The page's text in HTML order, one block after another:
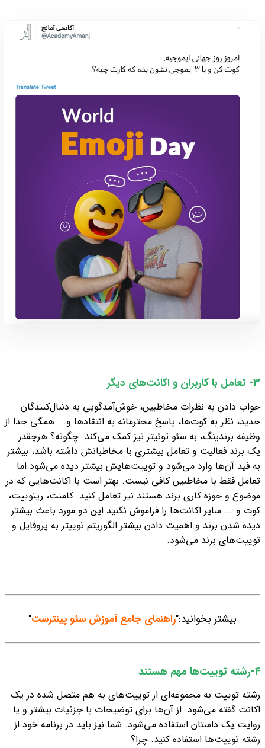
۳- تعامل با کاربران و اکانت‌های دیگر
جواب دادن به نظرات مخاطبین، خوش‌آمدگویی به دنبال‌کنندگان
جدید، نظر به کوت‌ها، پاسخ محترمانه به انتقادها و... همگی جدا از
وظیفه برندینگ، به سئو توئیتر نیز کمک می‌کند. چگونه؟ هرچقدر
یک برند فعالیت و تعامل بیشتری با مخاطبانش داشته باشد، بیشتر
به فید آن‌ها وارد می‌شود و توییت‌هایش بیشتر دیده می‌شود.اما
تعامل فقط با مخاطبین کافی نیست. بهتر است با اکانت‌هایی که در
موضوع و حوزه کاری برند هستند نیز تعامل کنید. کامنت، ریتوییت،
کوت و ... سایر اکانت‌ها را فراموش نکنید.این دو مورد باعث بیشتر
دیده شدن برند و اهمیت دادن بیشتر الگوریتم توییتر به پروفایل و
توییت‌های برند می‌شود.
بیشتر بخوانید:"راهنمای جامع آموزش سئو پینترست"
۴-رشته توییت‌ها مهم هستند
رشته توییت به مجموعه‌ای از توییت‌های به هم متصل شده در یک
اکانت گفته می‌شود. از آن‌ها برای توضیحات با جزئیات بیشتر و یا
روایت یک داستان استفاده می‌شود. شما نیز باید در برنامه خود از
رشته‌ توییت‌ها استفاده کنید. چرا؟